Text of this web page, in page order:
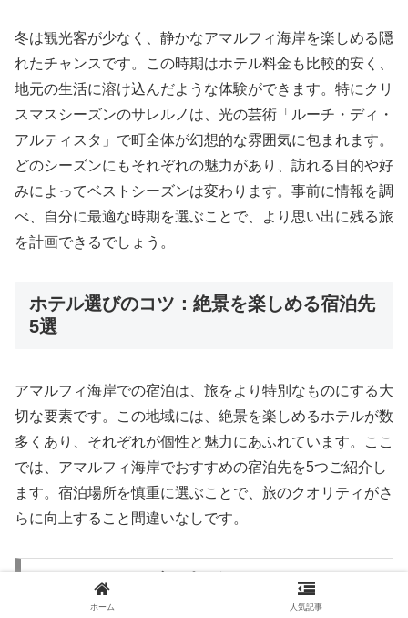
冬は観光客が少なく、静かなアマルフィ海岸を楽しめる隠
れたチャンスです。この時期はホテル料金も比較的安く、
地元の生活に溶け込んだような体験ができます。特にクリ
スマスシーズンのサレルノは、光の芸術「ルーチ・ディ・
アルティスタ」で町全体が幻想的な雰囲気に包まれます。
どのシーズンにもそれぞれの魅力があり、訪れる目的や好
みによってベストシーズンは変わります。事前に情報を調
べ、自分に最適な時期を選ぶことで、より思い出に残る旅
を計画できるでしょう。
ホテル選びのコツ：絶景を楽しめる宿泊先
5選
アマルフィ海岸での宿泊は、旅をより特別なものにする大
切な要素です。この地域には、絶景を楽しめるホテルが数
多くあり、それぞれが個性と魅力にあふれています。ここ
では、アマルフィ海岸でおすすめの宿泊先を5つご紹介し
ます。宿泊場所を慎重に選ぶことで、旅のクオリティがさ
らに向上すること間違いなしです。
1. ル・シレヌーズ（ポジターノ）
ホーム 人気記事